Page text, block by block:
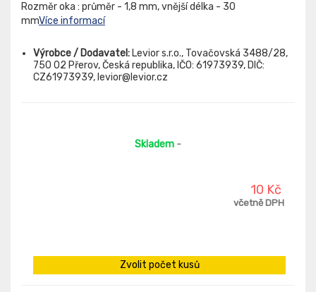
Rozměr oka : průměr - 1,8 mm, vnější délka - 30
mmVíce informací
Výrobce / Dodavatel: Levior s.r.o., Tovačovská 3488/28,
750 02 Přerov, Česká republika, IČO: 61973939, DIČ:
CZ61973939, levior@levior.cz
Skladem -
10 Kč
včetně DPH
Zvolit počet kusů